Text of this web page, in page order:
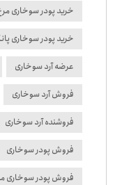
خرید پودر سوخاری
خرید پودر سوخاری
عرضه آرد سوخاری
فروش آرد سوخاری
فروشنده آرد سوخاری
فروش پودر سوخاری
فروش پودر سوخاری